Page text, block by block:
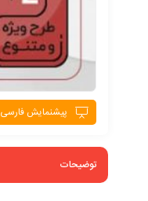
پیشنمایش فارسی
توضیحات